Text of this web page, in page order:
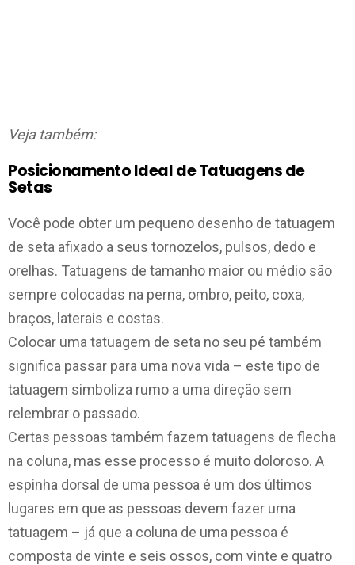
Veja também:
Posicionamento Ideal de Tatuagens de
Setas
Você pode obter um pequeno desenho de tatuagem
de seta afixado a seus tornozelos, pulsos, dedo e
orelhas. Tatuagens de tamanho maior ou médio são
sempre colocadas na perna, ombro, peito, coxa,
braços, laterais e costas.
Colocar uma tatuagem de seta no seu pé também
significa passar para uma nova vida – este tipo de
tatuagem simboliza rumo a uma direção sem
relembrar o passado.
Certas pessoas também fazem tatuagens de flecha
na coluna, mas esse processo é muito doloroso. A
espinha dorsal de uma pessoa é um dos últimos
lugares em que as pessoas devem fazer uma
tatuagem – já que a coluna de uma pessoa é
composta de vinte e seis ossos, com vinte e quatro